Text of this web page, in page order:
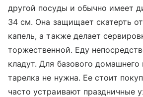
другой посуды и обычно имеет
34 см. Она защищает скатерть
капель, а также делает
торжественной. Еду
кладут. Для базового домашнего
тарелка не нужна. Ее стоит
часто устраивают праздничные